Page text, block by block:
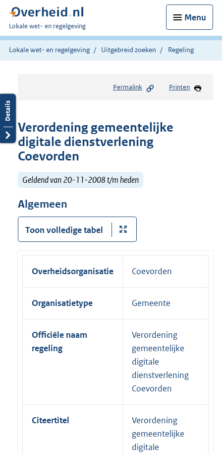
Menu
U
bent
hier:
Lokale wet- en regelgeving
Lokale wet- en regelgeving Uitgebreid zoeken Regeling
Permalink Printen
Verordening gemeentelijke
digitale dienstverlening
Coevorden
Geldend van 20-11-2008 t/m heden
Algemeen
Toon volledige tabel
Overheidsorganisatie Coevorden
Organisatietype Gemeente
Officiële naam
regeling
Verordening
gemeentelijke
digitale
dienstverlening
Coevorden
Citeertitel
Verordening
gemeentelijke
digitale